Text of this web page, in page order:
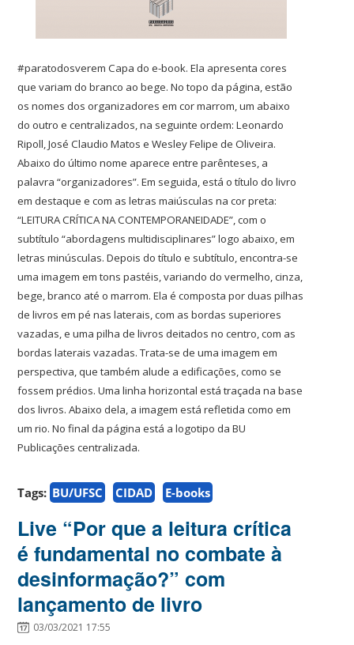
#paratodosverem Capa do e-book. Ela apresenta cores
que variam do branco ao bege. No topo da página, estão
os nomes dos organizadores em cor marrom, um abaixo
do outro e centralizados, na seguinte ordem: Leonardo
Ripoll, José Claudio Matos e Wesley Felipe de Oliveira.
Abaixo do último nome aparece entre parênteses, a
palavra “organizadores”. Em seguida, está o título do livro
em destaque e com as letras maiúsculas na cor preta:
“LEITURA CRÍTICA NA CONTEMPORANEIDADE”, com o
subtítulo “abordagens multidisciplinares” logo abaixo, em
letras minúsculas. Depois do título e subtítulo, encontra-se
uma imagem em tons pastéis, variando do vermelho, cinza,
bege, branco até o marrom. Ela é composta por duas pilhas
de livros em pé nas laterais, com as bordas superiores
vazadas, e uma pilha de livros deitados no centro, com as
bordas laterais vazadas. Trata-se de uma imagem em
perspectiva, que também alude a edificações, como se
fossem prédios. Uma linha horizontal está traçada na base
dos livros. Abaixo dela, a imagem está refletida como em
um rio. No final da página está a logotipo da BU
Publicações centralizada.
Tags: BU/UFSC CIDAD E-books
Live “Por que a leitura crítica
é fundamental no combate à
desinformação?” com
lançamento de livro
03/03/2021 17:55